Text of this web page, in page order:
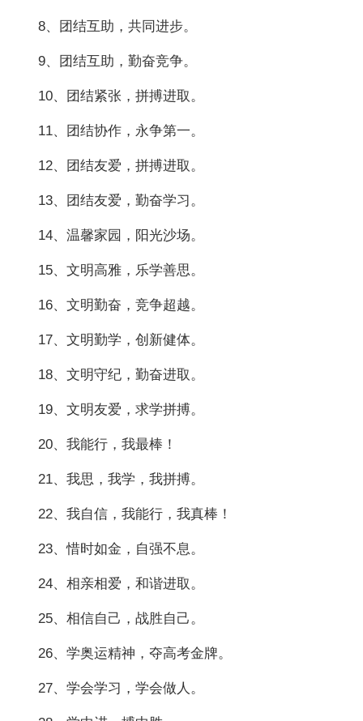
8、团结互助，共同进步。
9、团结互助，勤奋竞争。
10、团结紧张，拼搏进取。
11、团结协作，永争第一。
12、团结友爱，拼搏进取。
13、团结友爱，勤奋学习。
14、温馨家园，阳光沙场。
15、文明高雅，乐学善思。
16、文明勤奋，竞争超越。
17、文明勤学，创新健体。
18、文明守纪，勤奋进取。
19、文明友爱，求学拼搏。
20、我能行，我最棒！
21、我思，我学，我拼搏。
22、我自信，我能行，我真棒！
23、惜时如金，自强不息。
24、相亲相爱，和谐进取。
25、相信自己，战胜自己。
26、学奥运精神，夺高考金牌。
27、学会学习，学会做人。